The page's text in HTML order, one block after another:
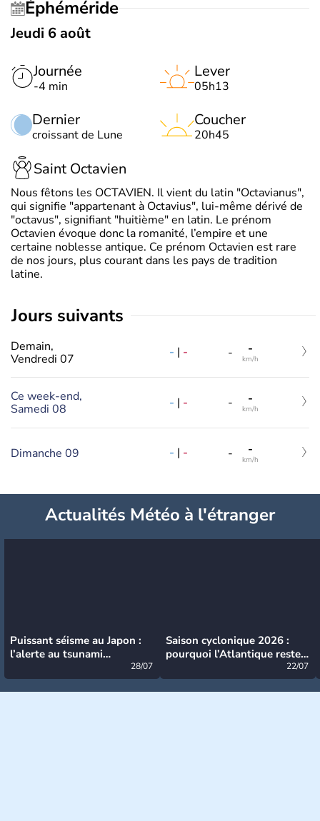
Éphéméride
Jeudi 6 août
Journée
-4 min
Dernier
croissant de Lune
Lever
05h13
Coucher
20h45
Saint Octavien
Nous fêtons les OCTAVIEN. Il vient du latin "Octavianus",
qui signifie "appartenant à Octavius", lui-même dérivé de
"octavus", signifiant "huitième" en latin. Le prénom
Octavien évoque donc la romanité, l’empire et une
certaine noblesse antique. Ce prénom Octavien est rare
de nos jours, plus courant dans les pays de tradition
latine.
jours suivants
Demain,
Vendredi 07
- | - - -
km/h
Ce week-end,
Samedi 08
- | - - -
km/h
Dimanche 09 - | - - -
km/h
Actualités Météo à l'étranger
Puissant séisme au Japon :
l’alerte au tsunami
28/07
Saison cyclonique 2026 :
pourquoi l’Atlantique reste
22/07